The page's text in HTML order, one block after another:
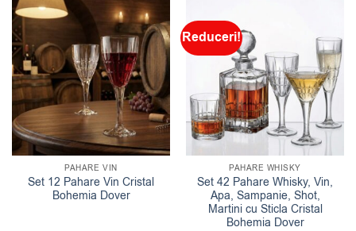
PAHARE VIN
Set 12 Pahare Vin Cristal
Bohemia Dover
Reduceri!
PAHARE WHISKY
Set 42 Pahare Whisky, Vin,
Apa, Sampanie, Shot,
Martini cu Sticla Cristal
Bohemia Dover